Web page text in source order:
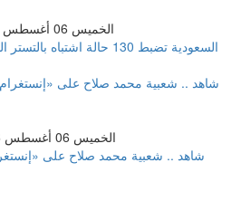
الخميس 06 أغسطس 2026 11:27 مساءً
الخميس 06 أغسطس 2026 09:23 صباحاً
شاهد .. شعبية محمد صلاح على